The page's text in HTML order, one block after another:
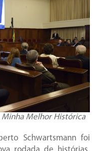
Minha Melhor Histórica
Schwartsmann foi